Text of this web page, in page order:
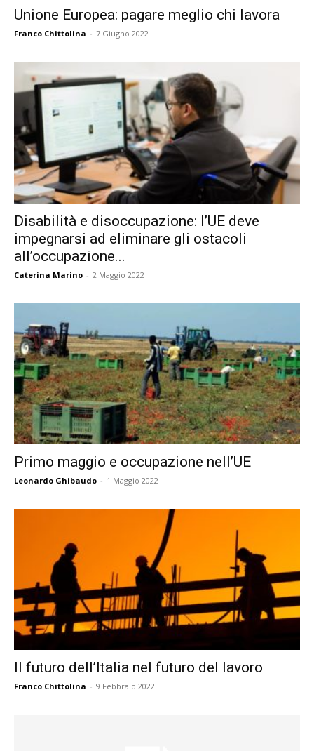
Unione Europea: pagare meglio chi lavora
Franco Chittolina - 7 Giugno 2022
Disabilità e disoccupazione: l’UE deve
impegnarsi ad eliminare gli ostacoli
all’occupazione...
Caterina Marino - 2 Maggio 2022
Primo maggio e occupazione nell’UE
Leonardo Ghibaudo - 1 Maggio 2022
Il futuro dell’Italia nel futuro del lavoro
Franco Chittolina - 9 Febbraio 2022